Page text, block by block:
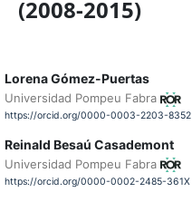
(2008-2015)
Lorena Gómez-Puertas
Universidad Pompeu Fabra
https://orcid.org/0000-0003-2203-8352
Reinald Besaú Casademont
Universidad Pompeu Fabra
https://orcid.org/0000-0002-2485-361X